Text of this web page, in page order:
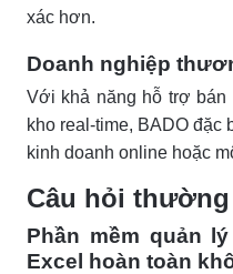
xác hơn.
Doanh nghiệp
Với khả năng hỗ trợ bán
kho real-time, BADO
kinh doanh online hoặc
Câu hỏi thường
Phần mềm quản
Excel hoàn toàn